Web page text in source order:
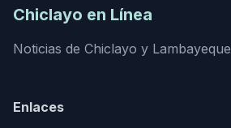
Chiclayo en Línea
Noticias de Chiclayo y Lambayeque
Enlaces